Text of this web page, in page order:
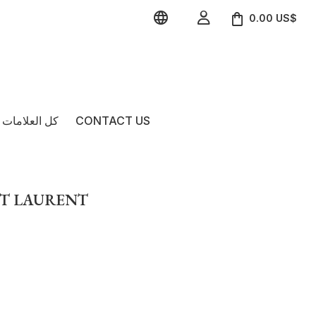
  0.00 US$
كل العلامات CONTACT US
LAURENT